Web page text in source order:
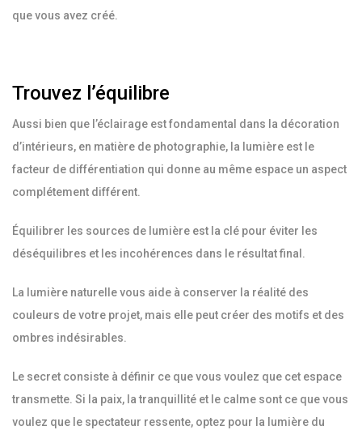
que vous avez créé.
Trouvez l’équilibre
Aussi bien que l’éclairage est fondamental dans la décoration
d’intérieurs, en matière de photographie, la lumière est le
facteur de différentiation qui donne au même espace un aspect
complétement différent.
Équilibrer les sources de lumière est la clé pour éviter les
déséquilibres et les incohérences dans le résultat final.
La lumière naturelle vous aide à conserver la réalité des
couleurs de votre projet, mais elle peut créer des motifs et des
ombres indésirables.
Le secret consiste à définir ce que vous voulez que cet espace
transmette. Si la paix, la tranquillité et le calme sont ce que vous
voulez que le spectateur ressente, optez pour la lumière du